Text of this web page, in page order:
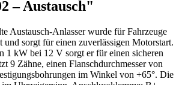
– Austausch"
Austausch-Anlasser wurde für Fahrzeuge
sorgt für einen zuverlässigen Motorstart.
1 kW bei 12 V sorgt er für einen sicheren
9 Zähne, einen Flanschdurchmesser von
im Winkel von +65°. Die